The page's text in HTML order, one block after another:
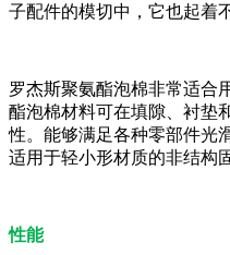
子配件的模切中，它也起着
罗杰斯聚氨酯泡棉非常适合
酯泡棉材料可在填隙、衬垫
性。能够满足各种零部件光
适用于轻小形材质的非结构
性能